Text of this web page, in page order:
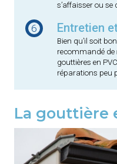
s’affaisser ou se
6 Entretien
Bien qu’il soit
recommandé de
gouttières en
réparations peu
La gouttière